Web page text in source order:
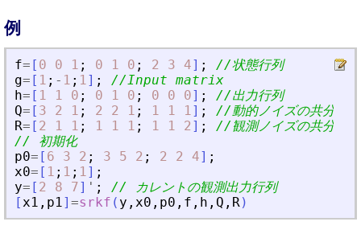
例
f= [ 0 0 1 ; 0 1 0 ; 2 3 4] ;
//状態行列
g= [ 1 ; - 1 ; 1] ;
//Input matrix
h= [ 1 1 0 ; 0 1 0 ; 0 0 0] ;
//出力行列
Q= [ 3 2 1 ; 2 2 1 ; 1 1 1] ;
//動的ノイズの共分散
R= [ 2 1 1 ; 1 1 1 ; 1 1 2] ;
//観測ノイズの共分散
// 初期化
p0= [ 6 3 2 ; 3 5 2 ; 2 2 4] ;
x0= [ 1 ; 1 ; 1] ;
y= [ 2 8 7] ' ;
// カレントの観測出力行列
[x1 , p1] =srkf ( y , x0 , p0 , f , h , Q , R)